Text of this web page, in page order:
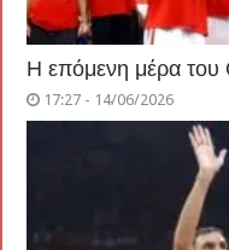
Η επόμενη μέρα
17:27 - 14/06/2026